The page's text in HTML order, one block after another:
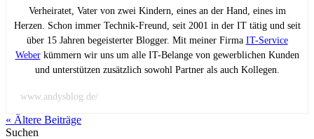
Verheiratet, Vater von zwei Kindern, eines an der Hand, eines im
Herzen. Schon immer Technik-Freund, seit 2001 in der IT tätig und seit
über 15 Jahren begeisterter Blogger. Mit meiner Firma IT-Service
Weberkümmern wir uns um alle IT-Belange von gewerblichen Kunden
und unterstützen zusätzlich sowohl Partner als auch Kollegen.
www.andysblog.de/
« Ältere Beiträge
Suchen